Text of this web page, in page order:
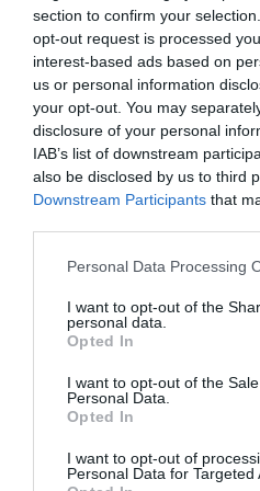
section to confirm your
opt-out request is processed
interest-based ads based on
us or personal information
your opt-out. You may
disclosure of your personal
IAB’s list of downstream
also be disclosed by us to third
Downstream Participants that
Personal Data Processing
I want to opt-out of the
personal data.
Opted In
I want to opt-out of the
Personal Data.
Opted In
I want to opt-out of
Personal Data for Targeted
ur fröna ur
en tjockbottnad
Häll den över
tiden tills alla choklad
blandning. Låt svalna
spritspåse. Låt svalna
fyller med den.
Fördela
pralinfack. Du kan
Spritsa sedan ut en